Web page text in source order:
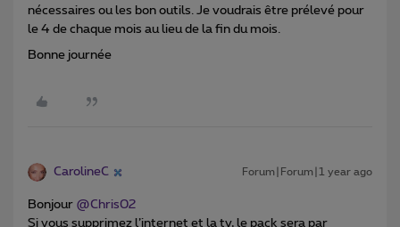
nécessaires ou les bon outils. Je voudrais être prélevé pour
le 4 de chaque mois au lieu de la fin du mois.
Bonne journée
CarolineC Forum|Forum|1 year ago
Bonjour @Chris02
Si vous supprimez l’internet et la tv, le pack sera par